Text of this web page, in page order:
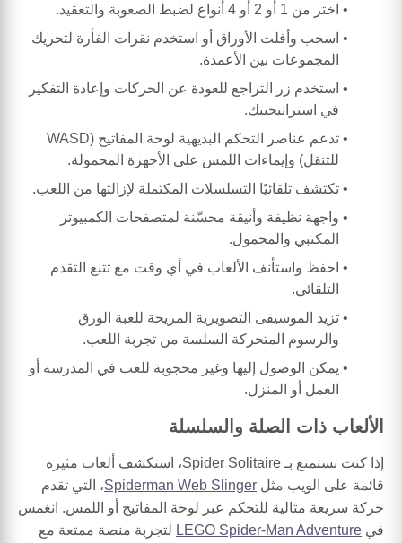
اختر من 1 أو 2 أو 4 أنواع لضبط الصعوبة والتعقيد.
اسحب وأفلت الأوراق أو استخدم نقرات الفأرة لتحريك
المجموعات بين الأعمدة.
استخدم زر التراجع للعودة عن الحركات وإعادة التفكير
في استراتيجيتك.
تدعم عناصر التحكم البديهية لوحة المفاتيح (WASD
للتنقل) وإيماءات اللمس على الأجهزة المحمولة.
تكتشف تلقائيًا التسلسلات المكتملة لإزالتها من اللعب.
واجهة نظيفة وأنيقة محسّنة لمتصفحات الكمبيوتر
المكتبي والمحمول.
احفظ واستأنف الألعاب في أي وقت مع تتبع التقدم
التلقائي.
تزيد الموسيقى التصويرية المريحة للعبة الورق
والرسوم المتحركة السلسة من تجربة اللعب.
يمكن الوصول إليها وغير محجوبة للعب في المدرسة أو
العمل أو المنزل.
الألعاب ذات الصلة والسلسلة
إذا كنت تستمتع بـ Spider Solitaire، استكشف ألعاب مثيرة
قائمة على الويب مثل Spiderman Web Slinger، التي تقدم
حركة سريعة مثالية للتحكم عبر لوحة المفاتيح أو اللمس. انغمس
في LEGO Spider-Man Adventure لتجربة منصة ممتعة مع